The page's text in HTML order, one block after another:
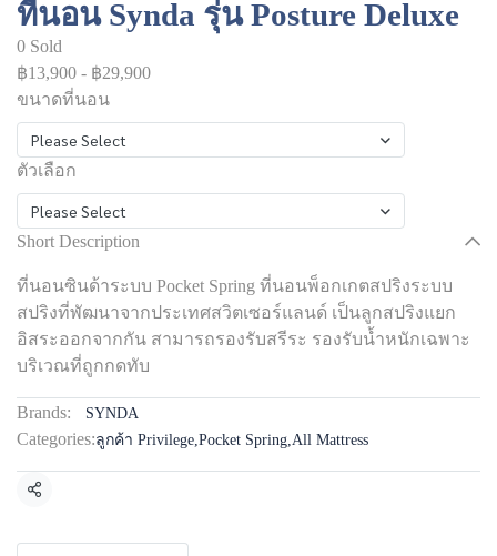
ที่นอน Synda รุ่น Posture Deluxe
0 Sold
฿13,900 - ฿29,900
ขนาดที่นอน
Please Select
ตัวเลือก
Please Select
Short Description
ที่นอนซินด้าระบบ Pocket Spring ที่นอนพ็อกเกตสปริงระบบ
สปริงที่พัฒนาจากประเทศสวิตเซอร์แลนด์ เป็นลูกสปริงแยก
อิสระออกจากกัน สามารถรองรับสรีระ รองรับน้ำหนักเฉพาะ
บริเวณที่ถูกกดทับ
Brands: SYNDA
Categories:ลูกค้า Privilege,Pocket Spring,All Mattress
Share